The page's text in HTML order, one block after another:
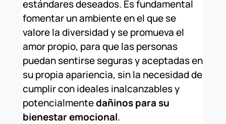
estándares deseados. Es fundamental
fomentar un ambiente en el que se
valore la diversidad y se promueva el
amor propio, para que las personas
puedan sentirse seguras y aceptadas en
su propia apariencia, sin la necesidad de
cumplir con ideales inalcanzables y
potencialmentedañinos para su
bienestar emocional.